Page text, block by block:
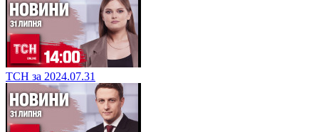
ТСН за 2024.07.31